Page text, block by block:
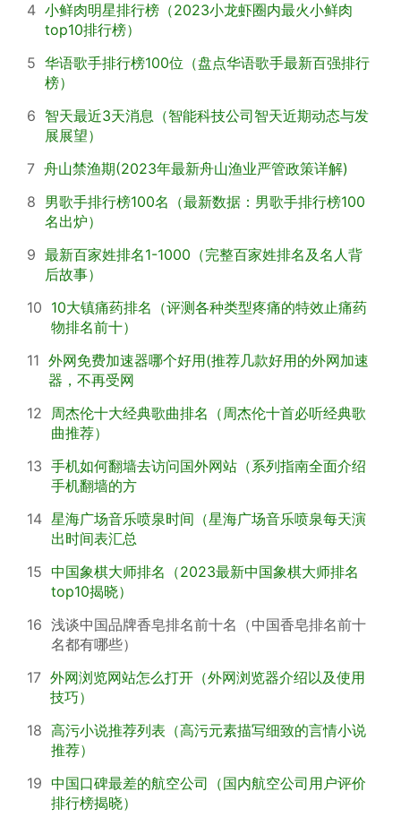
4 小鲜肉明星排行榜（2023小龙虾圈内最火小鲜肉
top10排行榜）
5 华语歌手排行榜100位（盘点华语歌手最新百强排行
榜）
6 智天最近3天消息（智能科技公司智天近期动态与发
展展望）
7 舟山禁渔期(2023年最新舟山渔业严管政策详解)
8 男歌手排行榜100名（最新数据：男歌手排行榜100
名出炉）
9 最新百家姓排名1-1000（完整百家姓排名及名人背
后故事）
10 10大镇痛药排名（评测各种类型疼痛的特效止痛药
物排名前十）
11 外网免费加速器哪个好用(推荐几款好用的外网加速
器，不再受网
12 周杰伦十大经典歌曲排名（周杰伦十首必听经典歌
曲推荐）
13 手机如何翻墙去访问国外网站（系列指南全面介绍
手机翻墙的方
14 星海广场音乐喷泉时间（星海广场音乐喷泉每天演
出时间表汇总
15 中国象棋大师排名（2023最新中国象棋大师排名
top10揭晓）
16 浅谈中国品牌香皂排名前十名（中国香皂排名前十
名都有哪些）
17 外网浏览网站怎么打开（外网浏览器介绍以及使用
技巧）
18 高污小说推荐列表（高污元素描写细致的言情小说
推荐）
19 中国口碑最差的航空公司（国内航空公司用户评价
排行榜揭晓）